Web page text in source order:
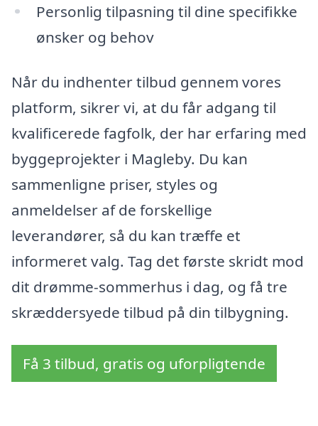
Personlig tilpasning til dine specifikke
ønsker og behov
Når du indhenter tilbud gennem vores
platform, sikrer vi, at du får adgang til
kvalificerede fagfolk, der har erfaring med
byggeprojekter i Magleby. Du kan
sammenligne priser, styles og
anmeldelser af de forskellige
leverandører, så du kan træffe et
informeret valg. Tag det første skridt mod
dit drømme-sommerhus i dag, og få tre
skræddersyede tilbud på din tilbygning.
Få 3 tilbud, gratis og uforpligtende